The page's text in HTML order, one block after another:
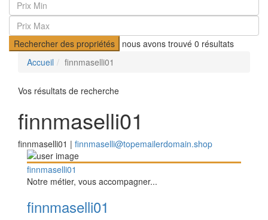
Rechercher des propriétés nous avons trouvé 0 résultats
Accueil
finnmaselli01
Vos résultats de recherche
finnmaselli01
finnmaselli01 | finnmaselli@topemailerdomain.shop
finnmaselli01
Notre métier, vous accompagner...
finnmaselli01